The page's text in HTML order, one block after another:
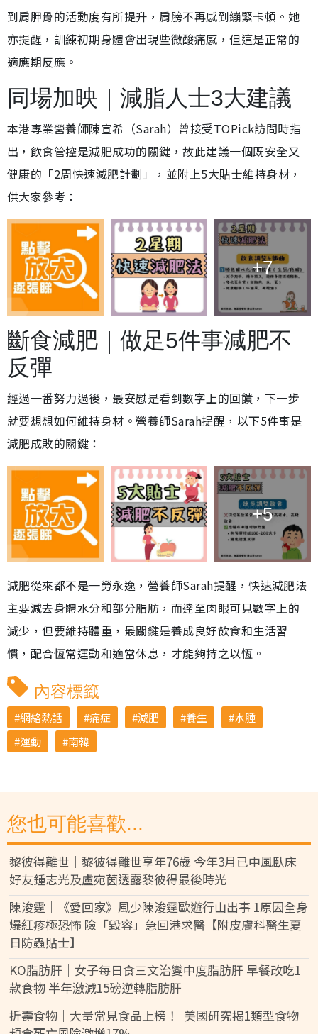
到肩胛骨的活動度有所提升，肩膀不再感到繃緊卡頓。她
亦提醒，訓練初期身體會出現些微酸痛感，但這是正常的
適應期反應。
同場加映｜減脂人士3大建議
本港專業營養師陳宣希（Sarah）曾接受TOPick訪問時指
出，飲食管控是減肥成功的關鍵，故此建議一個既安全又
健康的「2周快速減肥計劃」，並附上5大貼士維持身材，
供大家參考：
+7
斷食減肥｜做足5件事減肥不
反彈
經過一番努力過後，最安慰是看到數字上的回饋，下一步
就要想想如何維持身材。營養師Sarah提醒，以下5件事是
減肥成敗的關鍵：
+5
減肥從來都不是一勞永逸，營養師Sarah提醒，快速減肥法
主要減去身體水分和部分脂肪，而達至肉眼可見數字上的
減少，但要維持體重，最關鍵是養成良好飲食和生活習
慣，配合恆常運動和適當休息，才能夠持之以恆。
內容標籤
網絡熱話 痛症 減肥 養生
水腫
運動
南韓
您也可能喜歡...
黎彼得離世｜黎彼得離世享年76歲 今年3月已中風臥床
好友鍾志光及盧宛茵透露黎彼得最後時光
陳浚霆｜《愛回家》風少陳浚霆歐遊行山出事 1原因全身
爆紅疹極恐怖 險「毀容」急回港求醫【附皮膚科醫生夏
日防蟲貼士】
KO脂肪肝｜女子每日食三文治變中度脂肪肝 早餐改吃1
款食物 半年激減15磅逆轉脂肪肝
折壽食物｜大量常見食品上榜！ 美國研究揭1類型食物